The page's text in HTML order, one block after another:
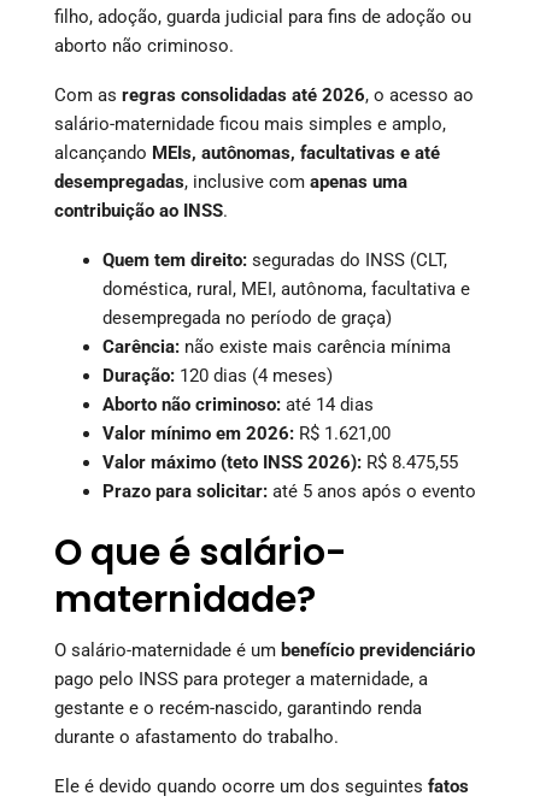
filho, adoção, guarda judicial para fins de adoção ou
aborto não criminoso.
Com as regras consolidadas até 2026, o acesso ao
salário-maternidade ficou mais simples e amplo,
alcançando MEIs, autônomas, facultativas e até
desempregadas, inclusive com apenas uma
contribuição ao INSS.
Quem tem direito: seguradas do INSS (CLT,
doméstica, rural, MEI, autônoma, facultativa e
desempregada no período de graça)
Carência: não existe mais carência mínima
Duração: 120 dias (4 meses)
Aborto não criminoso: até 14 dias
Valor mínimo em 2026: R$ 1.621,00
Valor máximo (teto INSS 2026): R$ 8.475,55
Prazo para solicitar: até 5 anos após o evento
O que é salário-
maternidade?
O salário-maternidade é um benefício previdenciário
pago pelo INSS para proteger a maternidade, a
gestante e o recém-nascido, garantindo renda
durante o afastamento do trabalho.
Ele é devido quando ocorre um dos seguintes fatos